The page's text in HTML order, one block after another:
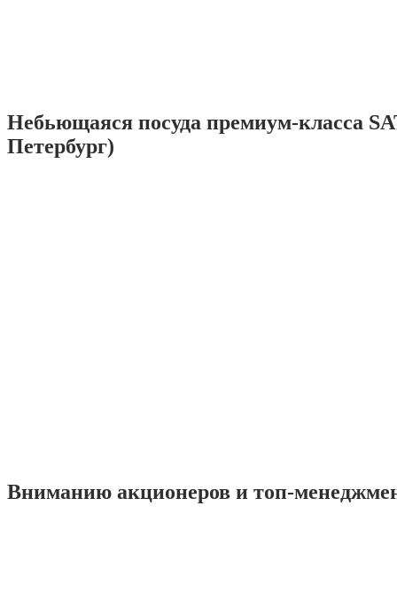
Небьющаяся посуда премиум-класса
Петербург)
Вниманию акционеров и топ-